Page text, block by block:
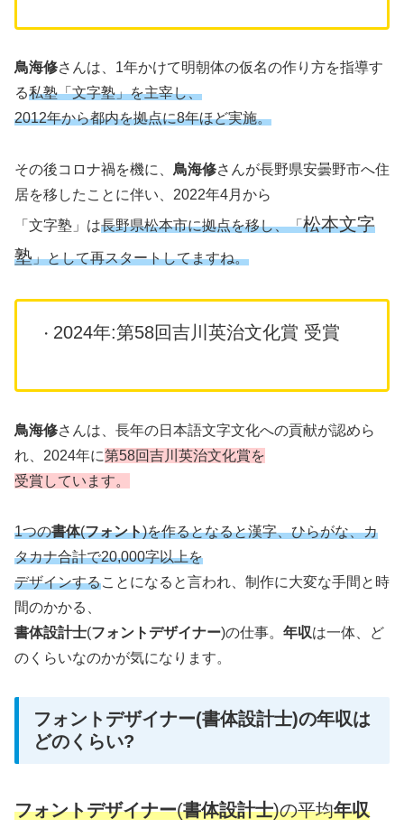
鳥海修さんは、1年かけて明朝体の仮名の作り方を指導す
る私塾「文字塾」を主宰し、
2012年から都内を拠点に8年ほど実施。
その後コロナ禍を機に、 鳥海修さんが長野県安曇野市へ住
居を移したことに伴い、2022年4月から
「文字塾」は長野県松本市に拠点を移し、「松本文字
塾」として再スタートしてますね。
・ 2024年:第58回吉川英治文化賞 受賞
鳥海修さんは、長年の日本語文字文化への貢献が認めら
れ、2024年に第58回吉川英治文化賞を
受賞しています。
1つの書体(フォント)を作るとなると漢字、ひらがな、カ
タカナ合計で20,000字以上を
デザインすることになると言われ、制作に大変な手間と時
間のかかる、
書体設計士(フォントデザイナー)の仕事。 年収は一体、ど
のくらいなのかが気になります。
フォントデザイナー(書体設計士)の年収は
どのくらい?
フォントデザイナー(書体設計士)の平均年収